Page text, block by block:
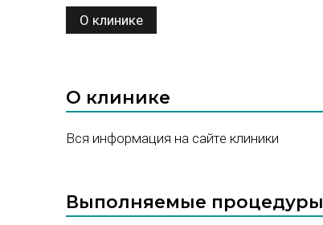
О клинике
О клинике
Вся информация на сайте клиники
Выполняемые процедуры